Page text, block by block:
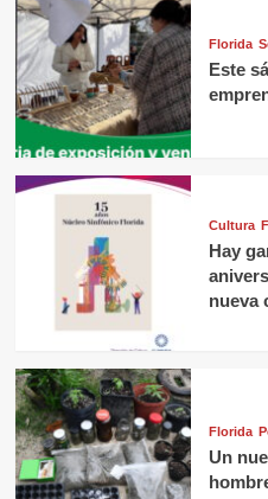
Florida
Este
Cultura
Hay
nueva
Florida
Un